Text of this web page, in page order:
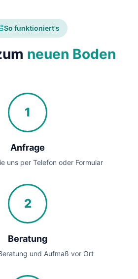
So funktioniert's
neuen Boden
1
Anfrage
uns per Telefon oder Formular
2
Beratung
und Aufmaß vor Ort